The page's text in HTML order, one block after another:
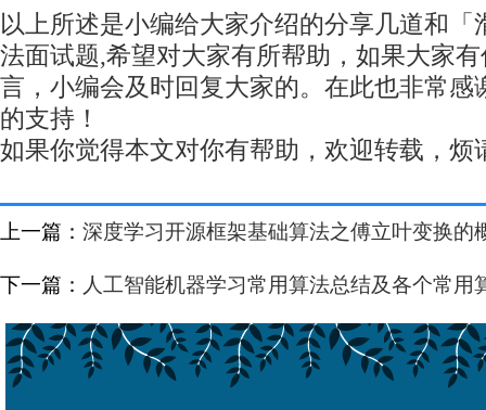
以上所述是小编给大家介绍的分享几道和「
法面试题,希望对大家有所帮助，如果大家
言，小编会及时回复大家的。在此也非常感
的支持！
如果你觉得本文对你有帮助，欢迎转载，烦
上一篇： 深度学习开源框架基础算法之傅立叶变换的
下一篇： 人工智能机器学习常用算法总结及各个常用